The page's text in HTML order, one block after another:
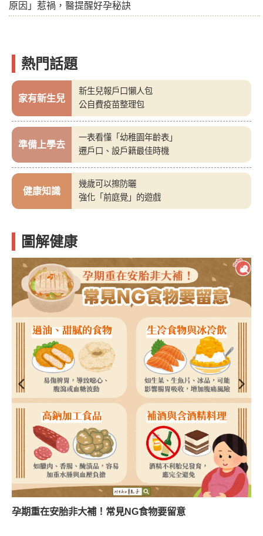
原因」惹禍，醫提醒好孕秘訣
熱門話題
家有新生兒
新生兒報戶口懶人包
公自費疫苗整理包
準備上學去
一表看懂「幼稚園年齡表」
遷戶口、設戶籍最佳時機
健康知識
幾歲可以擦防曬
強化「前庭覺」的遊戲
圖解健康
孕期重在安胎非大補！常見NG食物要留意